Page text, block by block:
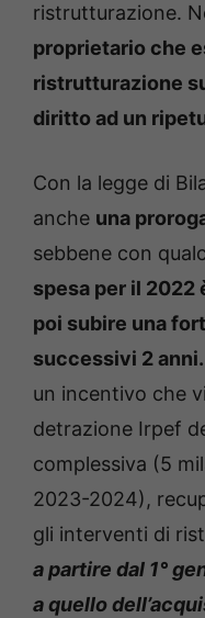
ristrutturazione.
proprietario che
ristrutturazione
diritto ad un
Con la legge di
anche una
sebbene con
spesa per il 2022
poi subire una
successivi 2 anni.
un incentivo che
detrazione Irpef
complessiva (5
2023-2024),
gli interventi di
a partire dal 1°
a quello